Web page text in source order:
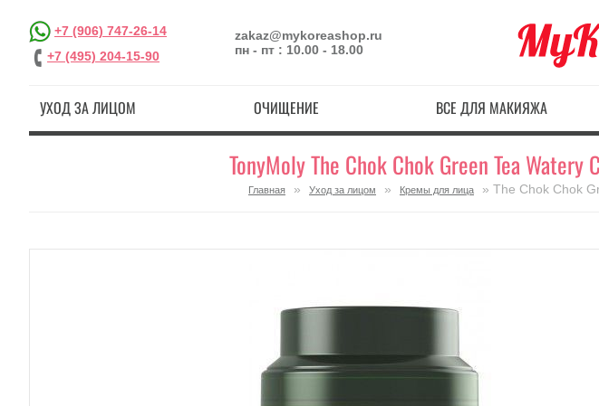
+7 (906) 747-26-14
+7 (495) 204-15-90
zakaz@mykoreashop.ru
пн - пт : 10.00 - 18.00
УХОД ЗА ЛИЦОМ ОЧИЩЕНИЕ ВСЕ ДЛЯ МАКИЯЖА
TonyMoly The Chok Chok Green Tea
Главная » Уход за лицом » Кремы для лица » The Chok Chok